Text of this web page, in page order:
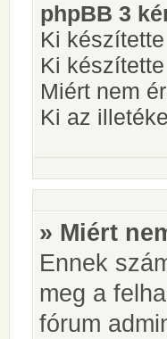
phpBB 3
Ki
Ki
Miért nem
Ki az
» Miért
Ennek
meg a
fórum